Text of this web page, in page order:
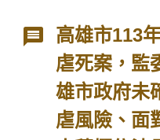
高雄市113
虐死案，監
雄市政府未
虐風險、面